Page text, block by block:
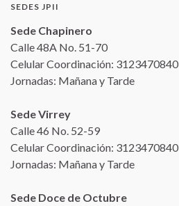
SEDES JPII
Sede Chapinero
Calle 48A No. 51-70
Celular Coordinación: 3123470840
Jornadas: Mañana y Tarde
Sede Virrey
Calle 46 No. 52-59
Celular Coordinación: 3123470840
Jornadas: Mañana y Tarde
Sede Doce de Octubre